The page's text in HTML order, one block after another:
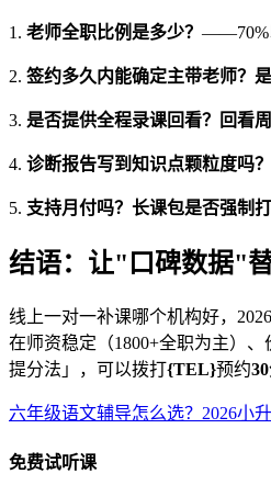
1. 老师全职比例是多少？ ——70%
2. 签约多久内能确定主带老师？
3. 是否提供全程录课回看？回看周
4. 诊断报告写到知识点颗粒度吗？
5. 支持月付吗？长课包是否强制打
结语：让"口碑数据"
线上一对一补课哪个机构好，
在师资稳定（1800+全职为主）
提分法」，可以拨打{TEL}预约
六年级语文辅导怎么选？2026小
免费试听课